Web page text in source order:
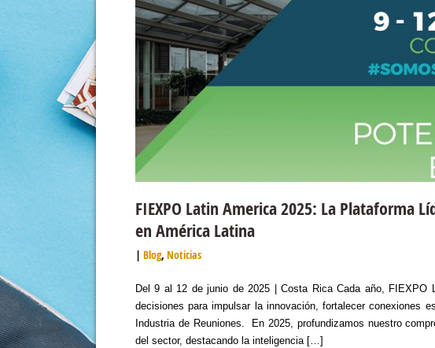
FIEXPO Latin America 2025: La Plataforma
en América Latina
Blog, Noticias
Del 9 al 12 de junio de 2025 | Costa Rica Cada año, FIEXPO
decisiones para impulsar la innovación, fortalecer conexiones
Industria de Reuniones. En 2025, profundizamos nuestro
del sector, destacando la inteligencia […]